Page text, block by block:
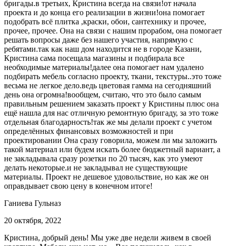
бригады.в третьих, Кристина всегда на связи!от начала
проекта и до конца его реализации в жизни!она помогает
подобрать всё плитка ,краски, обои, сантехнику и прочее,
прочее, прочее. Она на связи с нашим прорабом, она помогает
решать вопросы даже без нашего участия, напрямую с
ребятами.так как наш дом находится не в городе Казани,
Кристина сама посещала магазины и подбирала все
необходимые материалы!далее она помогает нам удалено
подбирать мебель согласно проекту, ткани, текстуры..это тоже
весьма не легкое дело.ведь цветовая гамма на сегодняшний
день она огромна!вообщем, считаю, что это было самым
правильным решением заказать проект у Кристины плюс она
ещё нашла для нас отличную ремонтную бригаду, за это тоже
отдельная благодарность!так же мы делали проект с учетом
определённых финансовых возможностей и при
проектировании Она сразу говорила, можем ли мы заложить
такой материал или будем искать более бюджетный вариант, а
не закладывала сразу розетки по 20 тысяч, как это умеют
делать некоторые.и не закладывал не существующие
материалы. Проект не дешевое удовольствие, но как же он
оправдывает свою цену в конечном итоге!
Ганиева Гульназ
20 октября, 2022
Кристина, добрый день! Мы уже две недели живем в своей